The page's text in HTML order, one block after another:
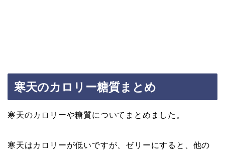
寒天のカロリー糖質まとめ
寒天のカロリーや糖質についてまとめました。
寒天はカロリーが低いですが、ゼリーにすると、他の